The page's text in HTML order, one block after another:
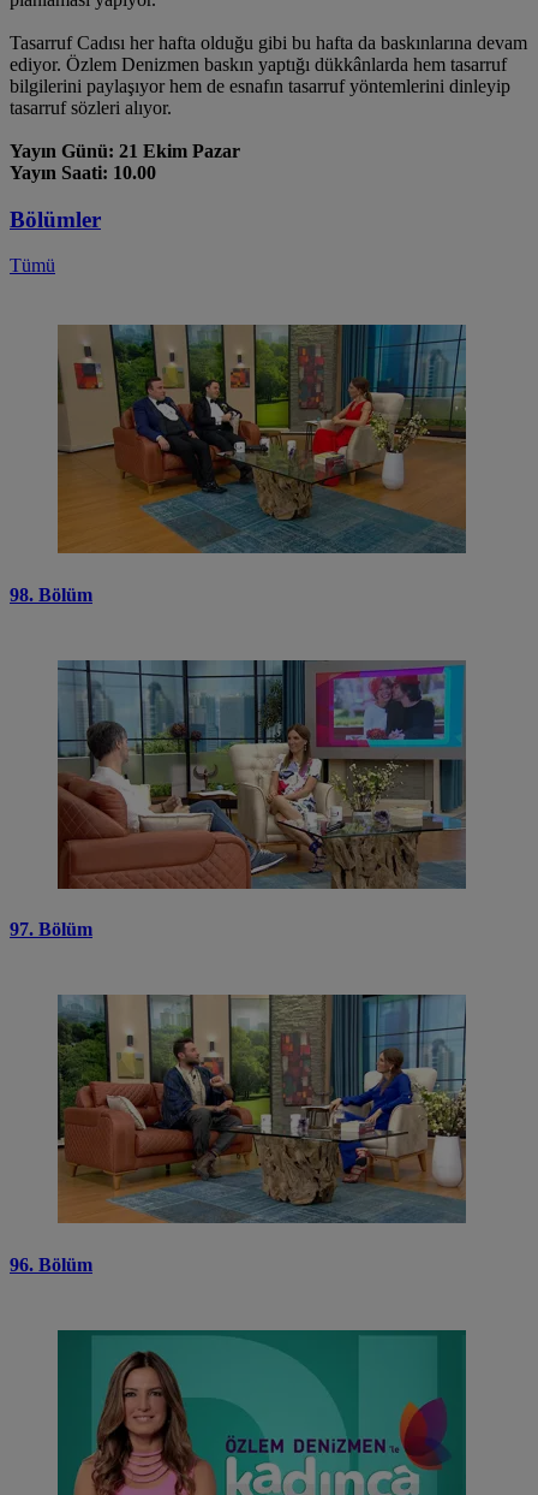
Tasarruf Cadısı her hafta olduğu gibi bu hafta da baskınlarına devam
ediyor. Özlem Denizmen baskın yaptığı dükkânlarda hem tasarruf
bilgilerini paylaşıyor hem de esnafın tasarruf yöntemlerini dinleyip
tasarruf sözleri alıyor.
Yayın Günü: 21 Ekim Pazar
Yayın Saati: 10.00
Bölümler
Tümü
98. Bölüm
97. Bölüm
96. Bölüm